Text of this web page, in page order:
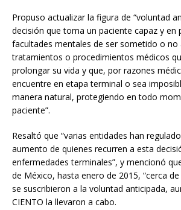
Propuso actualizar la figura de “voluntad
decisión que toma un paciente capaz y en
facultades mentales de ser sometido o no
tratamientos o procedimientos médicos
prolongar su vida y que, por razones
encuentre en etapa terminal o sea
manera natural, protegiendo en todo
paciente”.
Resaltó que “varias entidades han
aumento de quienes recurren a esta
enfermedades terminales”, y mencionó
de México, hasta enero de 2015, “cerca
se suscribieron a la voluntad anticipada,
CIENTO la llevaron a cabo.